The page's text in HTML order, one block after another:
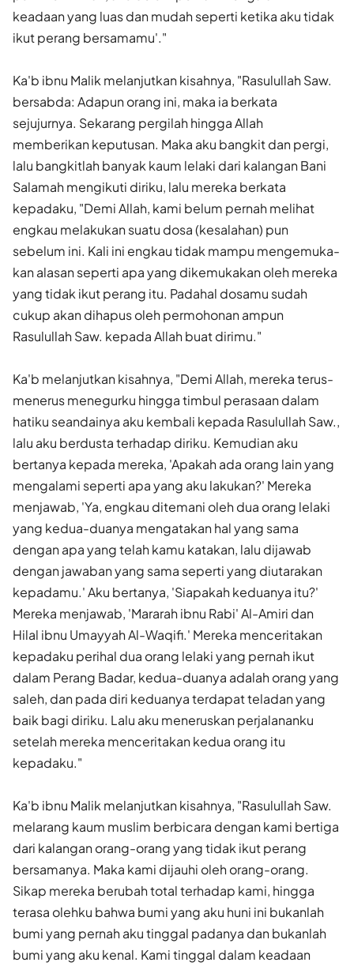
keadaan yang luas dan mudah seperti ketika aku tidak
ikut perang bersamamu'."
Ka'b ibnu Malik melanjutkan kisahnya, "Rasulullah Saw.
bersabda: Adapun orang ini, maka ia berkata
sejujurnya. Sekarang pergilah hingga Allah
memberikan keputusan. Maka aku bangkit dan pergi,
lalu bangkitlah banyak kaum lelaki dari kalangan Bani
Salamah mengikuti diriku, lalu mereka berkata
kepadaku, "Demi Allah, kami belum pernah melihat
engkau melakukan suatu dosa (kesalahan) pun
sebelum ini. Kali ini engkau tidak mampu mengemuka­
kan alasan seperti apa yang dikemukakan oleh mereka
yang tidak ikut perang itu. Padahal dosamu sudah
cukup akan dihapus oleh permohonan ampun
Rasulullah Saw. kepada Allah buat dirimu."
Ka'b melanjutkan kisahnya, "Demi Allah, mereka terus-
menerus menegurku hingga timbul perasaan dalam
hatiku seandainya aku kembali kepada Rasulullah Saw.,
lalu aku berdusta terhadap diriku. Kemudian aku
bertanya kepada mereka, 'Apakah ada orang lain yang
mengalami seperti apa yang aku lakukan?' Mereka
menjawab, 'Ya, engkau ditemani oleh dua orang lelaki
yang kedua-duanya mengatakan hal yang sama
dengan apa yang telah kamu katakan, lalu dijawab
dengan jawaban yang sama seperti yang diutarakan
kepadamu.' Aku bertanya, 'Siapakah keduanya itu?'
Mereka menjawab, 'Mararah ibnu Rabi' Al-Amiri dan
Hilal ibnu Umayyah Al-Waqifi.' Mereka menceritakan
kepadaku perihal dua orang lelaki yang pernah ikut
dalam Perang Badar, kedua-duanya adalah orang yang
saleh, dan pada diri keduanya terdapat teladan yang
baik bagi diriku. Lalu aku meneruskan perjalananku
setelah mereka menceritakan kedua orang itu
kepadaku."
Ka'b ibnu Malik melanjutkan kisahnya, "Rasulullah Saw.
melarang kaum muslim berbicara dengan kami bertiga
dari kalangan orang-orang yang tidak ikut perang
bersamanya. Maka kami dijauhi oleh orang-orang.
Sikap mereka berubah total terhadap kami, hingga
terasa olehku bahwa bumi yang aku huni ini bukanlah
bumi yang pernah aku tinggal padanya dan bukanlah
bumi yang aku kenal. Kami tinggal dalam keadaan